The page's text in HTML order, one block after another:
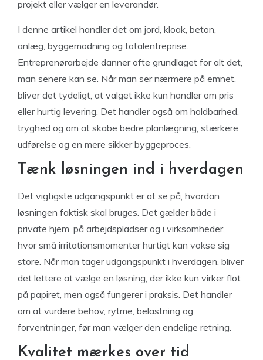
projekt eller vælger en leverandør.
I denne artikel handler det om jord, kloak, beton,
anlæg, byggemodning og totalentreprise.
Entreprenørarbejde danner ofte grundlaget for alt det,
man senere kan se. Når man ser nærmere på emnet,
bliver det tydeligt, at valget ikke kun handler om pris
eller hurtig levering. Det handler også om holdbarhed,
tryghed og om at skabe bedre planlægning, stærkere
udførelse og en mere sikker byggeproces.
Tænk løsningen ind i hverdagen
Det vigtigste udgangspunkt er at se på, hvordan
løsningen faktisk skal bruges. Det gælder både i
private hjem, på arbejdspladser og i virksomheder,
hvor små irritationsmomenter hurtigt kan vokse sig
store. Når man tager udgangspunkt i hverdagen, bliver
det lettere at vælge en løsning, der ikke kun virker flot
på papiret, men også fungerer i praksis. Det handler
om at vurdere behov, rytme, belastning og
forventninger, før man vælger den endelige retning.
Kvalitet mærkes over tid